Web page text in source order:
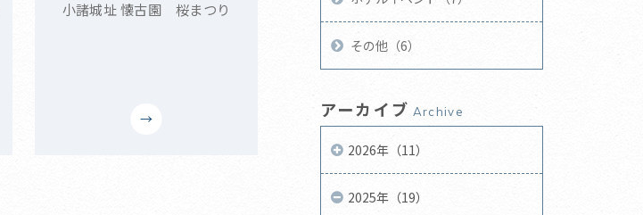
小諸城址 懐古園 桜まつり
その他（6）
アーカイブ Archive
2026年（11）
2025年（19）